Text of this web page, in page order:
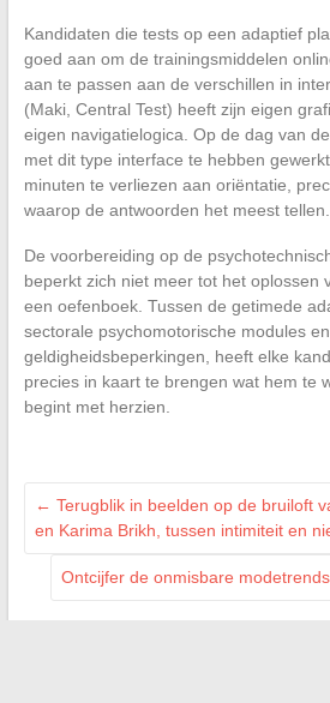
Kandidaten die tests op een adaptief
goed aan om de trainingsmiddelen
aan te passen aan de verschillen in
(Maki, Central Test) heeft zijn eigen
eigen navigatielogica. Op de dag van
met dit type interface te hebben
minuten te verliezen aan oriëntatie,
waarop de antwoorden het meest tellen.
De voorbereiding op de
beperkt zich niet meer tot het oplossen
een oefenboek. Tussen de getimede
sectorale psychomotorische modules
geldigheidsbeperkingen, heeft elke
precies in kaart te brengen wat hem te
begint met herzien.
← Terugblik in beelden op de bruiloft
en Karima Brikh, tussen intimiteit en
Ontcijfer de onmisbare